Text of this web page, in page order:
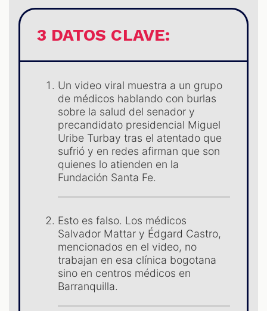
3 DATOS CLAVE:
Un video viral muestra a un grupo
de médicos hablando con burlas
sobre la salud del senador y
precandidato presidencial Miguel
Uribe Turbay tras el atentado que
sufrió y en redes afirman que son
quienes lo atienden en la
Fundación Santa Fe.
Esto es falso. Los médicos
Salvador Mattar y Édgard Castro,
mencionados en el video, no
trabajan en esa clínica bogotana
sino en centros médicos en
Barranquilla.